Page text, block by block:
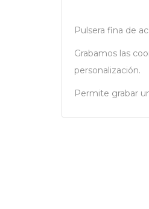
Pulsera fina de
Grabamos las
personalización.
Permite grabar